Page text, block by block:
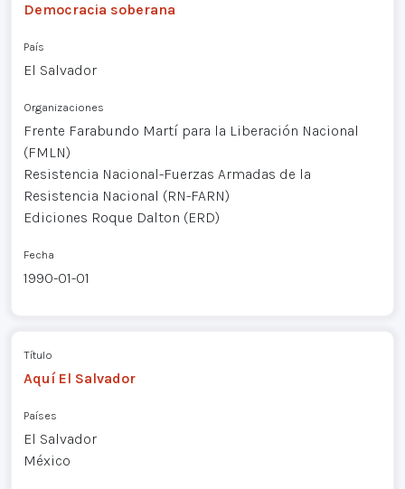
Democracia soberana
País
El Salvador
Organizaciones
Frente Farabundo Martí para la Liberación Nacional
(FMLN)
Resistencia Nacional-Fuerzas Armadas de la
Resistencia Nacional (RN-FARN)
Ediciones Roque Dalton (ERD)
Fecha
1990-01-01
Título
Aquí El Salvador
Países
El Salvador
México